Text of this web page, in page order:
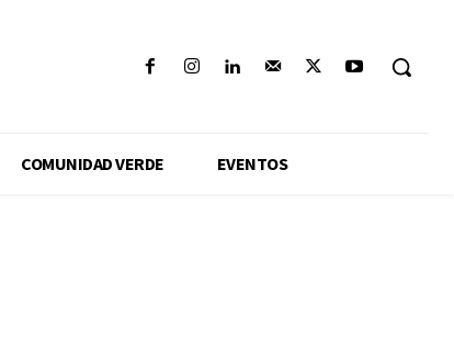
COMUNIDAD VERDE EVENTOS